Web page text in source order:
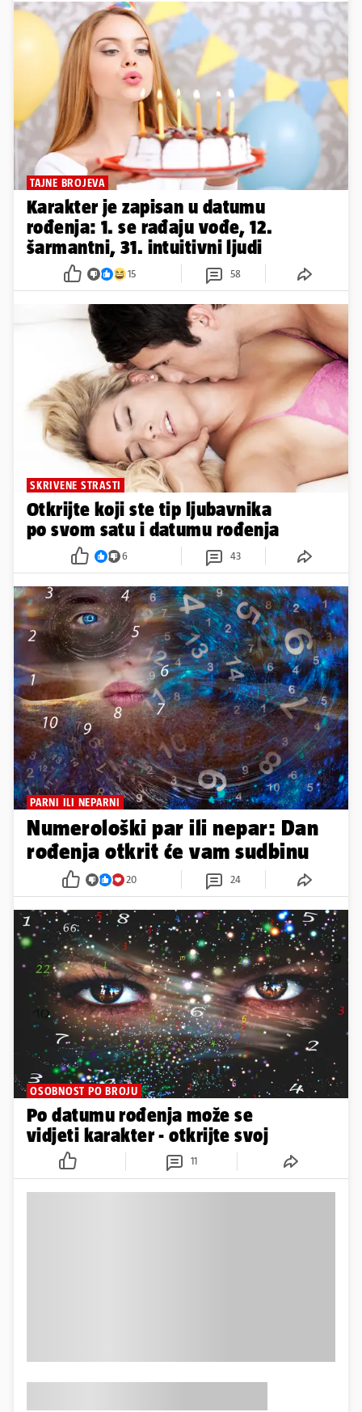
TAJNE BROJEVA
Karakter je zapisan u datumu
rođenja: 1. se rađaju vođe, 12.
šarmantni, 31. intuitivni ljudi
15 58
SKRIVENE STRASTI
Otkrijte koji ste tip ljubavnika
po svom satu i datumu rođenja
6 43
PARNI ILI NEPARNI
Numerološki par ili nepar: Dan
rođenja otkrit će vam sudbinu
20 24
OSOBNOST PO BROJU
Po datumu rođenja može se
vidjeti karakter - otkrijte svoj
11